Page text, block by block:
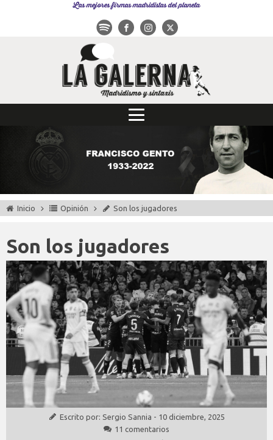
Las mejores firmas madridistas del planeta
Inicio Opinión Son los jugadores
Son los jugadores
Escrito por: Sergio Sannia - 10 diciembre, 2025
11 comentarios